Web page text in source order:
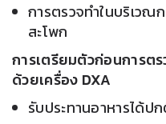
การตรวจทำในบริเวณ
สะโพก
การเตรียมตัวก่อนการต
ด้วยเครื่อง DXA
รับประทานอาหารได้ป